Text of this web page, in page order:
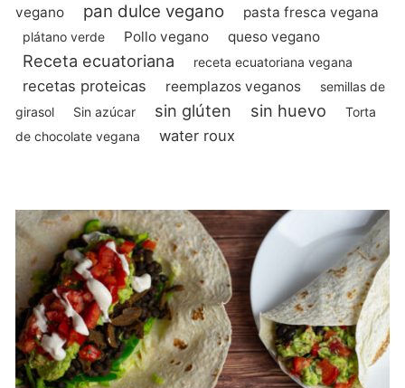
vegano
pan dulce vegano pasta fresca vegana
plátano verde Pollo vegano queso vegano
Receta ecuatoriana receta ecuatoriana vegana
recetas proteicas reemplazos veganos
semillas de
girasol
Sin azúcar sin glúten sin huevo
Torta
de chocolate vegana
water roux